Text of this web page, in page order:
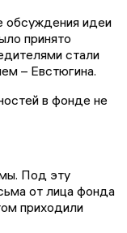
обсуждения идеи
принято
стали
– Евстюгина.
в фонде не
Под эту
от лица фонда
приходили